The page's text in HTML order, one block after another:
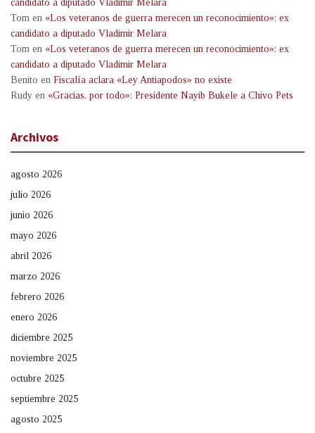
candidato a diputado Vladimir Melara
Tom en «Los veteranos de guerra merecen un reconocimiento»: ex
candidato a diputado Vladimir Melara
Tom en «Los veteranos de guerra merecen un reconocimiento»: ex
candidato a diputado Vladimir Melara
Benito en Fiscalía aclara «Ley Antiapodos» no existe
Rudy en «Gracias, por todo»: Presidente Nayib Bukele a Chivo Pets
Archivos
agosto 2026
julio 2026
junio 2026
mayo 2026
abril 2026
marzo 2026
febrero 2026
enero 2026
diciembre 2025
noviembre 2025
octubre 2025
septiembre 2025
agosto 2025